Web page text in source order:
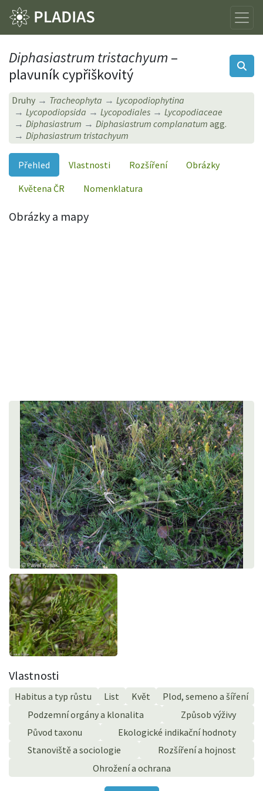
Diphasiastrum tristachyum –
plavuník cypřiškovitý
Druhy Tracheophyta
Lycopodiophytina
Lycopodiopsida
Lycopodiales
Lycopodiaceae
Diphasiastrum
Diphasiastrum complanatum agg.
Diphasiastrum tristachyum
Přehled Vlastnosti Rozšíření
Obrázky
Květena ČR
Nomenklatura
Obrázky a mapy
Vlastnosti
Habitus a typ růstu List Květ
Plod, semeno a šíření
Podzemní orgány a klonalita
Způsob výživy
Původ taxonu
Ekologické indikační hodnoty
Stanoviště a sociologie
Rozšíření a hojnost
Ohrožení a ochrana